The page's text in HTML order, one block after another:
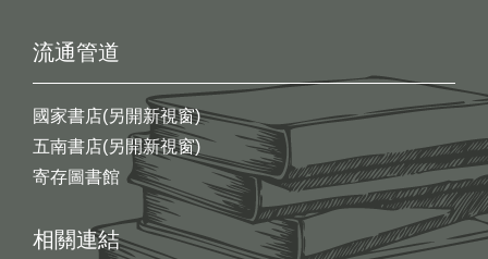
流通管道
國家書店(另開新視窗)
五南書店(另開新視窗)
寄存圖書館
相關連結